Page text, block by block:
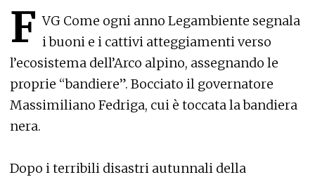
F VG Come ogni anno Legambiente segnala
i buoni e i cattivi atteggiamenti verso
l’ecosistema dell’Arco alpino, assegnando le
proprie “bandiere”. Bocciato il governatore
Massimiliano Fedriga, cui è toccata la bandiera
nera.
Dopo i terribili disastri autunnali della